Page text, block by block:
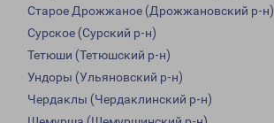
Старое Дрожжаное (Дрожжановский р-н)
Сурское (Сурский р-н)
Тетюши (Тетюшский р-н)
Ундоры (Ульяновский р-н)
Чердаклы (Чердаклинский р-н)